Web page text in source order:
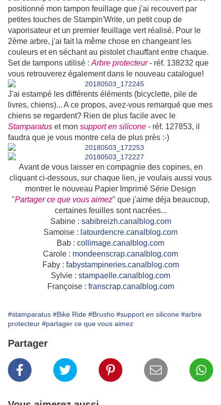
positionné mon tampon feuillage que j'ai recouvert par
petites touches de Stampin'Write, un petit coup de
vaporisateur et un premier feuillage vert réalisé. Pour le
2ème arbre, j'ai fait la même chose en changeant les
couleurs et en séchant au pistolet chauffant entre chaque.
Set de tampons utilisé : Arbre protecteur- réf. 138232 que
vous retrouverez également dans le nouveau catalogue!
J'ai estampé les différents éléments (bicyclette, pile de
livres, chiens)... A ce propos, avez-vous remarqué que mes
chiens se regardent? Rien de plus facile avec le
Stamparatus et mon support en silicone - réf. 127853, il
faudra que je vous montre cela de plus près :-)
Avant de vous laisser en compagnie des copines, en
cliquant ci-dessous, sur chaque lien, je voulais aussi vous
montrer le nouveau Papier Imprimé Série Design
"Partager ce que vous aimez" que j'aime déja beaucoup,
certaines feuilles sont nacrées...
Sabine : sabibreizh.canalblog.com
Samoise : latourdencre.canalblog.com
Bab : collimage.canalblog.com
Carole : mondeenscrap.canalblog.com
Faby : fabystampineries.canalblog.com
Sylvie : stampaelle.canalblog.com
Françoise : franscrap.canalblog.com
#stamparatus #Bike Ride #Brusho #support en silicone #arbre
protecteur #partager ce que vous aimez
Partager